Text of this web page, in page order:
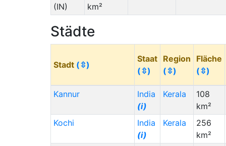
(IN)
km²
Städte
Stadt (⇳)
Staat
(⇳)
Region
(⇳)
Fläche
(⇳)
Kannur
India
(i)
Kerala
108
km²
Kochi
India
(i)
Kerala
256
km²